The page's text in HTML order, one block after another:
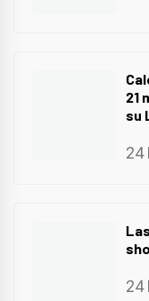
21
su
24
24